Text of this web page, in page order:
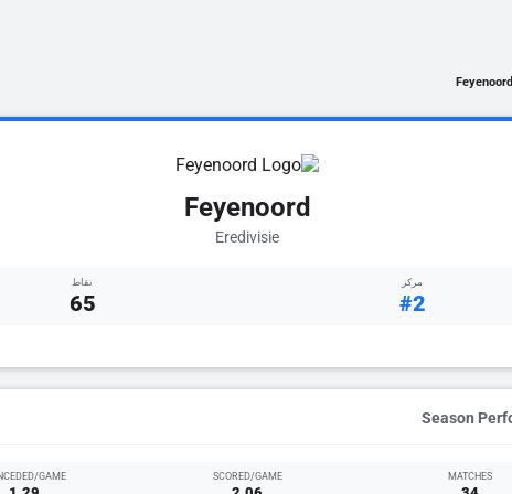
Feyenoord
Feyenoord
Eredivisie
مركز
#2
نقاط
65
MATCHES
SCORED/GAME
GAME